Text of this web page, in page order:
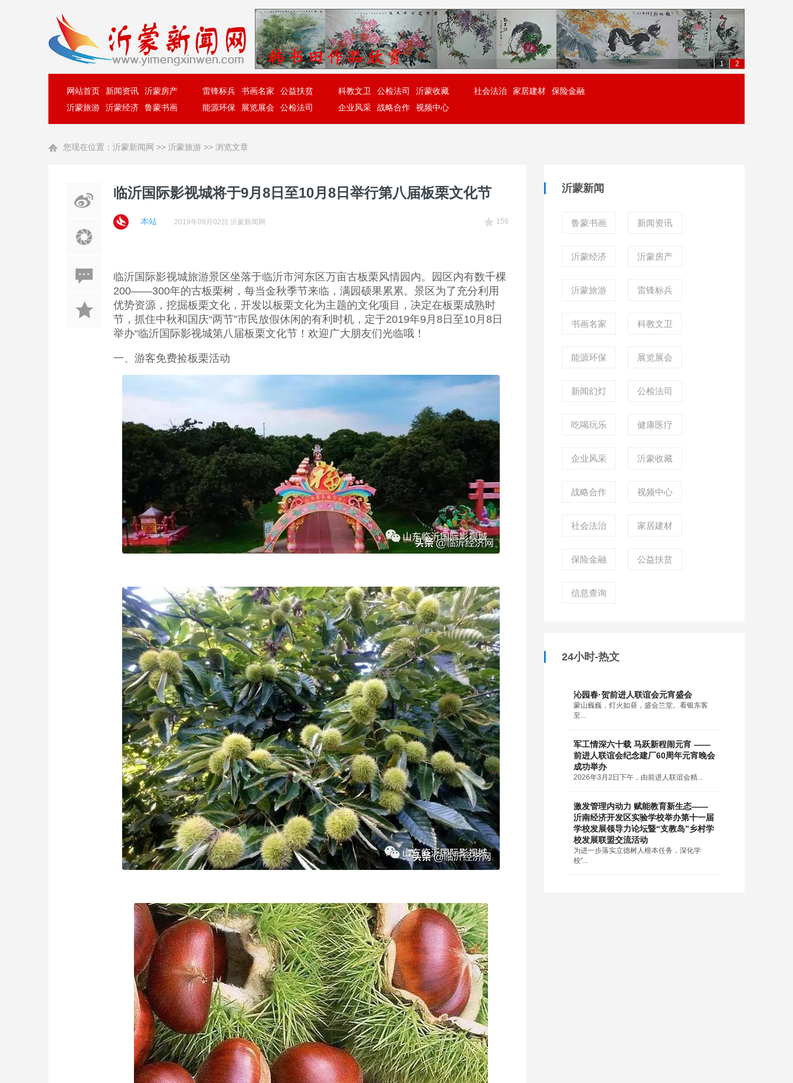
1 2
网站首页 新闻资讯
沂蒙房产
沂蒙旅游
沂蒙经济 鲁蒙书画
雷锋标兵 书画名家
公益扶贫
能源环保
展览展会 公检法司
科教文卫 公检法司
沂蒙收藏
企业风采
战略合作 视频中心
社会法治 家居建材 保险金融
您现在位置： 沂蒙新闻网 >> 沂蒙旅游 >> 浏览文章
临沂国际影视城将于9月8日至10月8日举行第八届板栗文化节
156
本站 2019年09月02日 沂蒙新闻网
临沂国际影视城旅游景区坐落于临沂市河东区万亩古板栗风情园内。园区内有数千棵
200——300年的古板栗树，每当金秋季节来临，满园硕果累累。景区为了充分利用
优势资源，挖掘板栗文化，开发以板栗文化为主题的文化项目，决定在板栗成熟时
节，抓住中秋和国庆“两节”市民放假休闲的有利时机，定于2019年9月8日至10月8日
举办“临沂国际影视城第八届板栗文化节！欢迎广大朋友们光临哦！
一、游客免费捡板栗活动
沂蒙新闻
鲁蒙书画 新闻资讯
沂蒙经济 沂蒙房产
沂蒙旅游 雷锋标兵
书画名家 科教文卫
能源环保 展览展会
新闻幻灯 公检法司
吃喝玩乐 健康医疗
企业风采 沂蒙收藏
战略合作 视频中心
社会法治 家居建材
保险金融 公益扶贫
信息查询
24小时-热文
沁园春·贺前进人联谊会元宵盛会
蒙山巍巍，灯火如昼，盛会兰堂。看银东客
至...
军工情深六十载 马跃新程闹元宵 ——
前进人联谊会纪念建厂60周年元宵晚会
成功举办
2026年3月2日下午，由前进人联谊会精...
激发管理内动力 赋能教育新生态——
沂南经济开发区实验学校举办第十一届
学校发展领导力论坛暨“支教岛”乡村学
校发展联盟交流活动
为进一步落实立德树人根本任务，深化学
校“...